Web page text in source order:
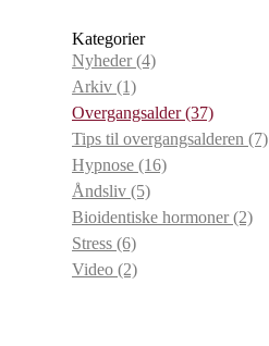
Kategorier
Nyheder(4)
Arkiv (1)
Overgangsalder(37)
Tips til overgangsalderen (7)
Hypnose (16)
Åndsliv (5)
Bioidentiske hormoner(2)
Stress (6)
Video (2)